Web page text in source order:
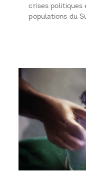
crises politiques
populations du